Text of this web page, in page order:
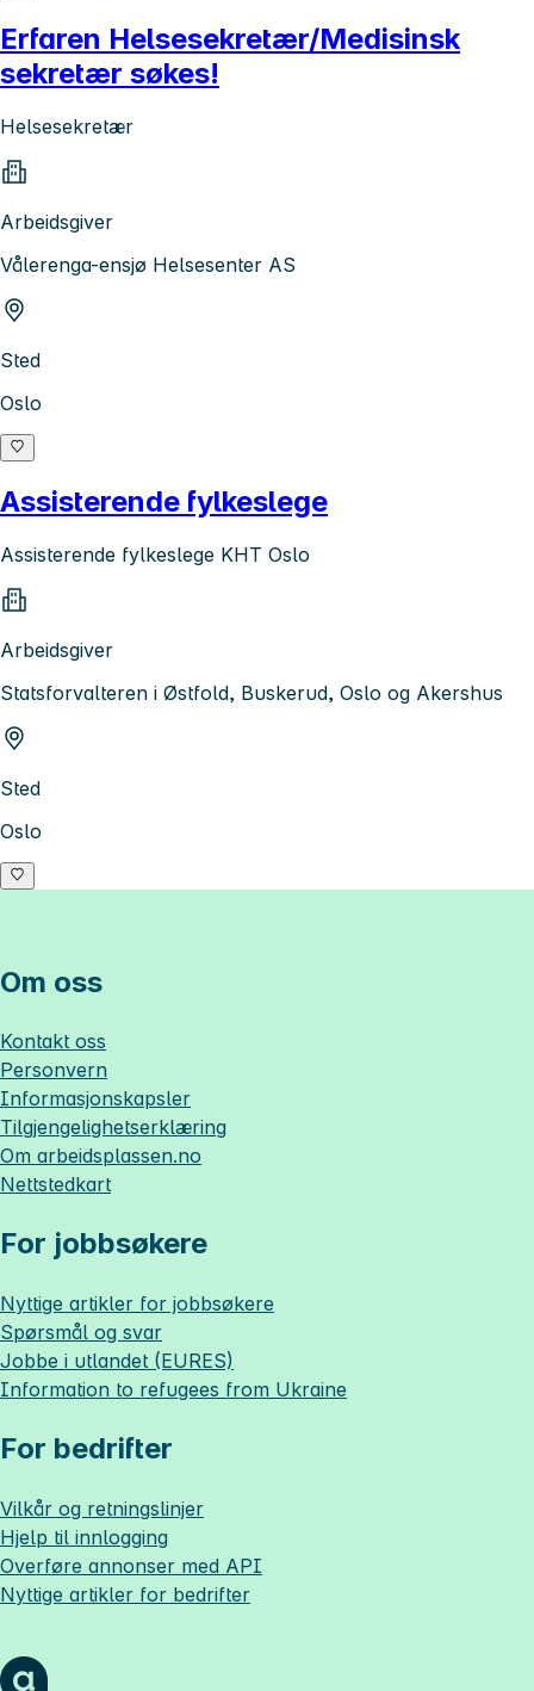
Erfaren Helsesekretær/Medisinsk
sekretær søkes!
Helsesekretær
Arbeidsgiver
Vålerenga-ensjø Helsesenter AS
Sted
Oslo
Assisterende fylkeslege
Assisterende fylkeslege KHT Oslo
Arbeidsgiver
Statsforvalteren i Østfold, Buskerud, Oslo og Akershus
Sted
Oslo
Om oss
Kontakt oss
Personvern
Informasjonskapsler
Tilgjengelighetserklæring
Om arbeidsplassen.no
Nettstedkart
For jobbsøkere
Nyttige artikler for jobbsøkere
Spørsmål og svar
Jobbe i utlandet (EURES)
Information to refugees from Ukraine
For bedrifter
Vilkår og retningslinjer
Hjelp til innlogging
Overføre annonser med API
Nyttige artikler for bedrifter